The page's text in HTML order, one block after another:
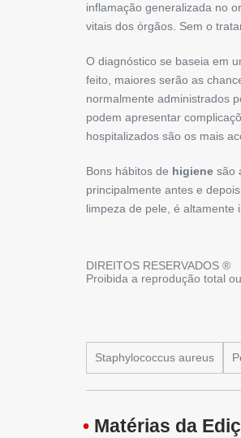
inflamação generalizada no
vitais dos órgãos. Sem o
O diagnóstico se baseia em
feito, maiores serão as
normalmente administrados
podem apresentar
hospitalizados são os mais
Bons hábitos de higienesão
principalmente antes e
limpeza de pele, é altamente
DIREITOS RESERVADOS ®
Proibida a reprodução total
Staphylococcus aureus
• Matérias da